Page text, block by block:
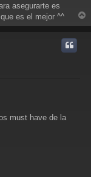
asegurarte es
es el mejor ^^
r
must have de la